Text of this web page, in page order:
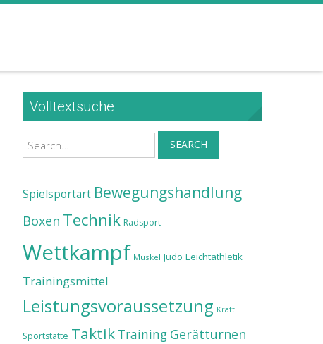
Volltextsuche
Search SEARCH
Spielsportart Bewegungshandlung
Boxen Technik Radsport
Wettkampf Muskel Judo Leichtathletik
Trainingsmittel
Leistungsvoraussetzung Kraft
Sportstätte Taktik Training Gerätturnen